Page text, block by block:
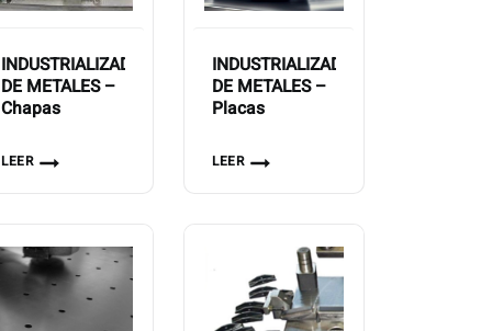
INDUSTRIALIZADORA
DE METALES –
Chapas
LEER
INDUSTRIALIZADORA
DE METALES –
Placas
LEER